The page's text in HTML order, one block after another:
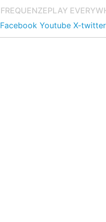
FREQUENZEPLAY
Facebook Youtube X-twitter